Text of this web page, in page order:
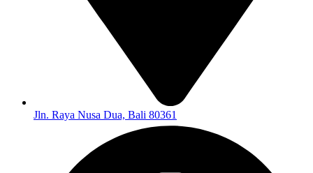
Jln. Raya Nusa Dua, Bali 80361